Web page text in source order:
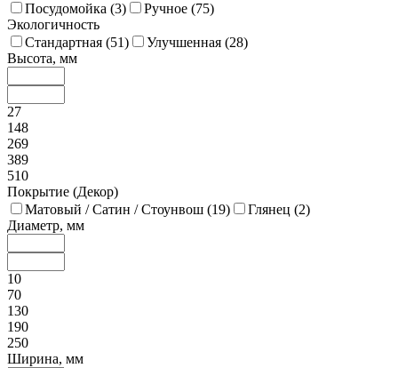
Посудомойка (3) Ручное (75)
Экологичность
Стандартная (51) Улучшенная (28)
Высота, мм
27
148
269
389
510
Покрытие (Декор)
Матовый / Сатин / Стоунвош (19) Глянец (2)
Диаметр, мм
10
70
130
190
250
Ширина, мм